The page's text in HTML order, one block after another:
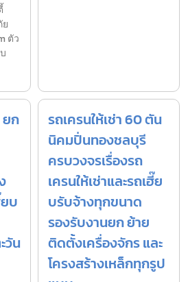
ตัว
ยก
บ
วัน
รถเครนให้เช่า 60 ตัน
นิคมปิ่นทองชลบุรี
ครบวงจรเรื่องรถ
เครนให้เช่าและรถเฮี๊ย
บรับจ้างทุกขนาด
รองรับงานยก ย้าย
ติดตั้งเครื่องจักร และ
โครงสร้างเหล็กทุกรูป